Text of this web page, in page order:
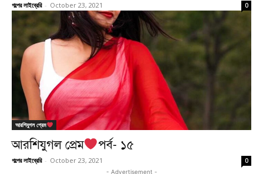
গল্পের লাইব্রেরি - October 23, 2021 0
আরশিযুগল প্রেম
আরশিযুগল প্রেম পর্ব- ১৫
গল্পের লাইব্রেরি - October 23, 2021 0
- Advertisement -